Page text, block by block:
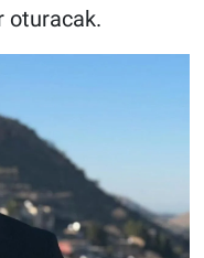
oturacak.